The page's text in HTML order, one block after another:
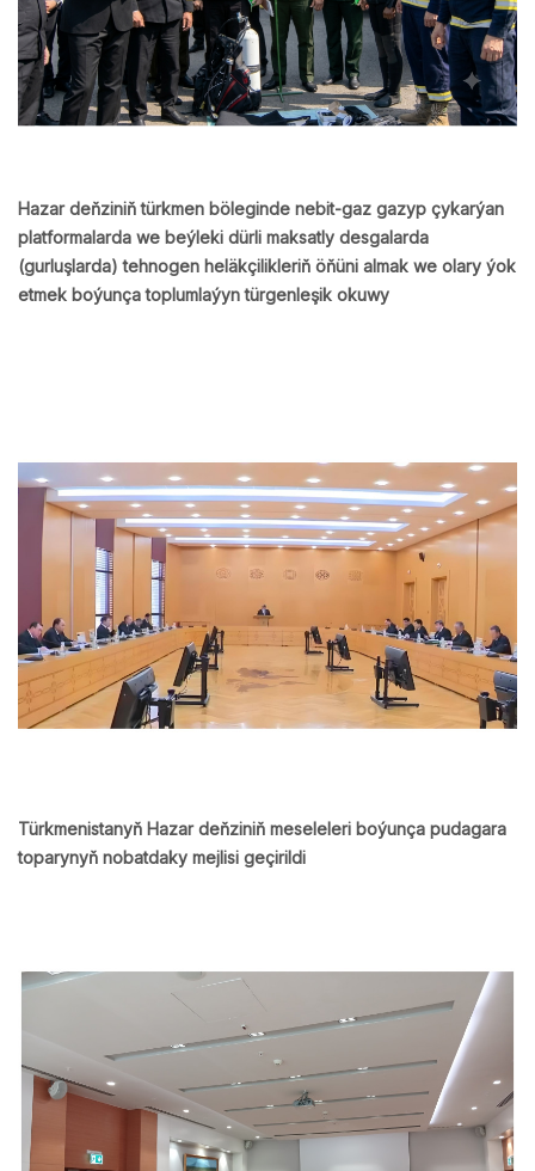
Hazar deňziniň türkmen böleginde nebit-gaz gazyp çykarýan
platformalarda we beýleki dürli maksatly desgalarda
(gurluşlarda) tehnogen heläkçilikleriň öňüni almak we olary ýok
etmek boýunça toplumlaýyn türgenleşik okuwy
Türkmenistanyň Hazar deňziniň meseleleri boýunça pudagara
toparynyň nobatdaky mejlisi geçirildi